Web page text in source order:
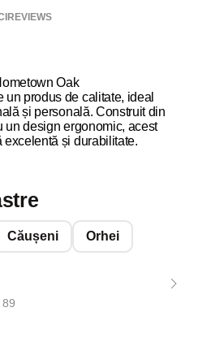
REVIEWS
Oak
un produs de calitate, ideal
și personală. Construit din
un design ergonomic, acest
excelentă și durabilitate.
Căușeni Orhei